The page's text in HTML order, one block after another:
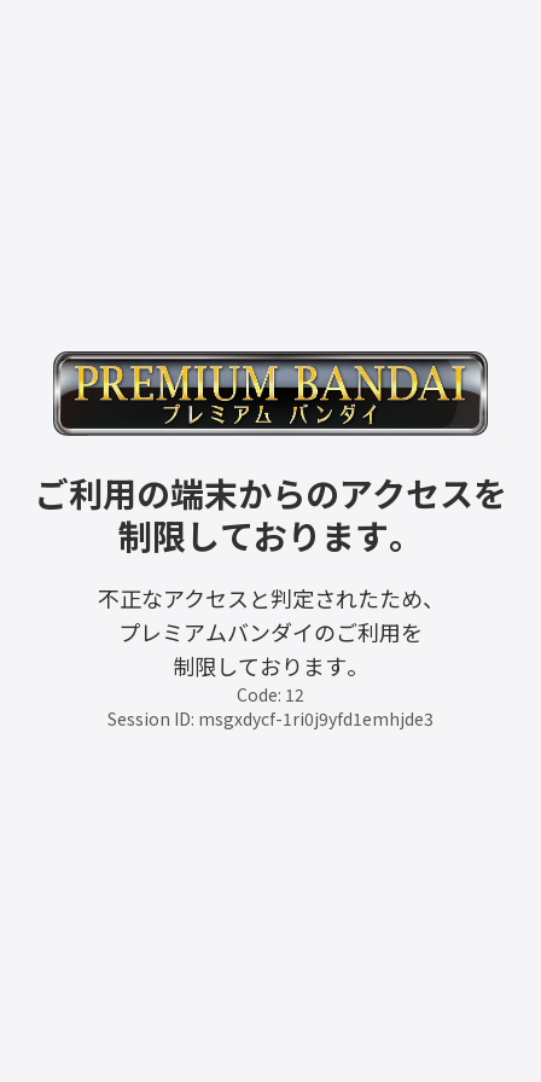
ご利用の端末からのアクセスを
制限しております。
不正なアクセスと判定されたため、
プレミアムバンダイのご利用を
制限しております。
Code: 12
Session ID: msgxdycf-1ri0j9yfd1emhjde3